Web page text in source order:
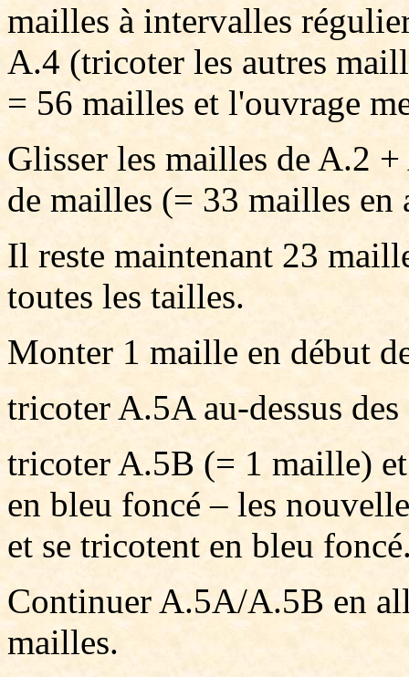
mailles à intervalles
A.4 (tricoter les autres
= 56 mailles et l'ouvrage
Glisser les mailles de A.2
de mailles (= 33 mailles en
Il reste maintenant 23
toutes les tailles.
Monter 1 maille en début
tricoter A.5A au-dessus
tricoter A.5B (= 1 maille)
en bleu foncé – les
et se tricotent en bleu
Continuer A.5A/A.5B en
mailles.